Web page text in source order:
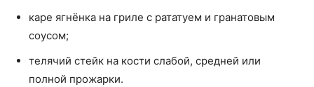
каре ягнёнка на гриле с рататуем и гранатовым
соусом;
телячий стейк на кости слабой, средней или
полной прожарки.